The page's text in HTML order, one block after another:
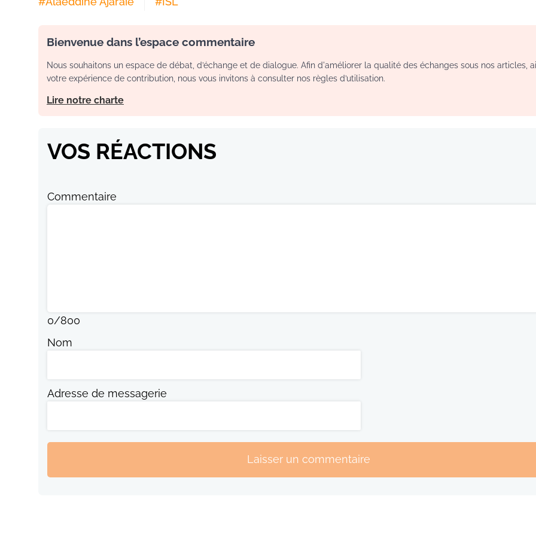
Bienvenue dans l’espace commentaire
Nous souhaitons un espace de débat, d’échange et de dialogue. Afin d'améliorer la qualité des échanges sous nos articles,
votre expérience de contribution, nous vous invitons à consulter nos règles d’utilisation.
Lire notre charte
VOS RÉACTIONS
Commentaire
0/800
Nom
Adresse de messagerie
Laisser un commentaire